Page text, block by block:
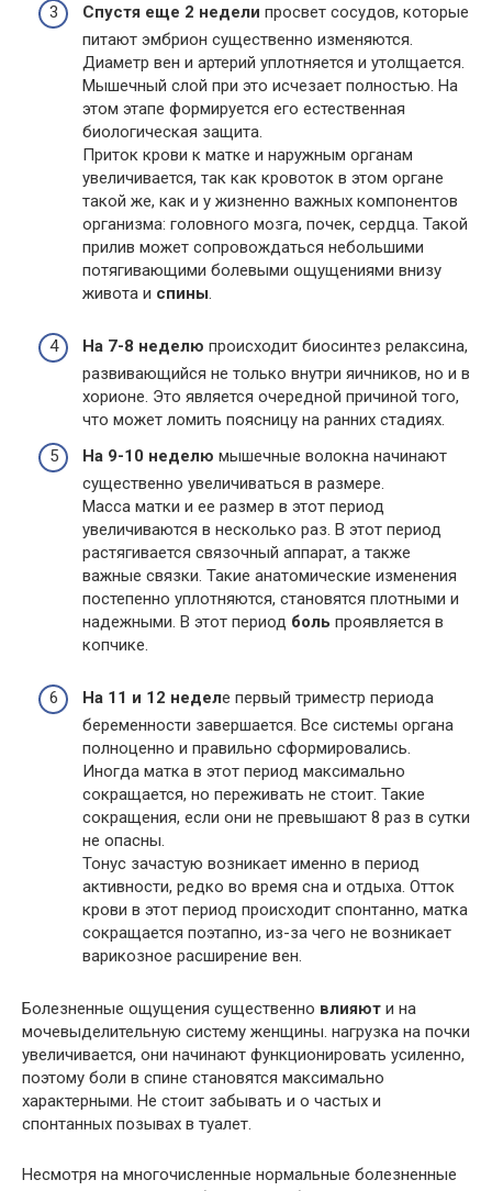
Спустя еще 2 недели просвет сосудов, которые
питают эмбрион существенно изменяются.
Диаметр вен и артерий уплотняется и утолщается.
Мышечный слой при это исчезает полностью. На
этом этапе формируется его естественная
биологическая защита.
Приток крови к матке и наружным органам
увеличивается, так как кровоток в этом органе
такой же, как и у жизненно важных компонентов
организма: головного мозга, почек, сердца. Такой
прилив может сопровождаться небольшими
потягивающими болевыми ощущениями внизу
живота и спины
На 7-8 неделю происходит биосинтез релаксина,
развивающийся не только внутри яичников, но и в
хорионе. Это является очередной причиной того,
что может ломить поясницу на ранних стадиях.
На 9-10 неделю мышечные волокна начинают
существенно увеличиваться в размере.
Масса матки и ее размер в этот период
увеличиваются в несколько раз. В этот период
растягивается связочный аппарат, а также
важные связки. Такие анатомические изменения
постепенно уплотняются, становятся плотными и
надежными. В этот период боль проявляется в
копчике.
На 11 и 12 неделе первый триместр периода
беременности завершается. Все системы органа
полноценно и правильно сформировались.
Иногда матка в этот период максимально
сокращается, но переживать не стоит. Такие
сокращения, если они не превышают 8 раз в сутки
не опасны.
Тонус зачастую возникает именно в период
активности, редко во время сна и отдыха. Отток
крови в этот период происходит спонтанно, матка
сокращается поэтапно, из-за чего не возникает
варикозное расширение вен.
Болезненные ощущения существенно влияют и на
мочевыделительную систему женщины. нагрузка на почки
увеличивается, они начинают функционировать усиленно,
поэтому боли в спине становятся максимально
характерными. Не стоит забывать и о частых и
спонтанных позывах в туалет.
Несмотря на многочисленные нормальные болезненные